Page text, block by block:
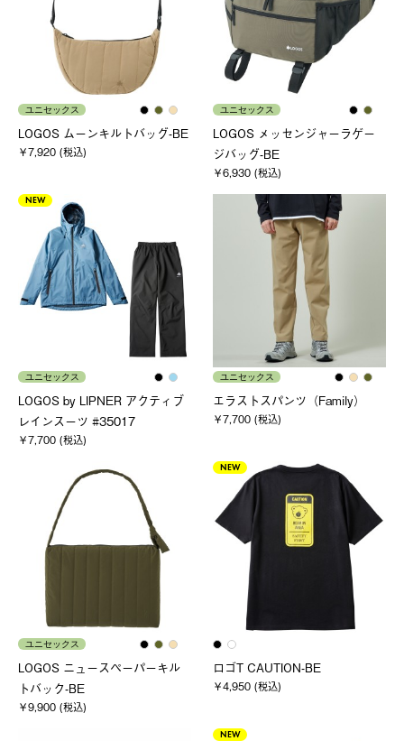
ユニセックス
LOGOS ムーンキルトバッグ-BE
￥7,920 (税込)
ユニセックス
LOGOS メッセンジャーラゲー
ジバッグ-BE
￥6,930 (税込)
NEW
ユニセックス
LOGOS by LIPNER アクティブ
レインスーツ #35017
￥7,700 (税込)
ユニセックス
エラストスパンツ（Family）
￥7,700 (税込)
ユニセックス
LOGOS ニュースペーパーキル
トバック-BE
￥9,900 (税込)
NEW
ロゴT CAUTION-BE
￥4,950 (税込)
NEW